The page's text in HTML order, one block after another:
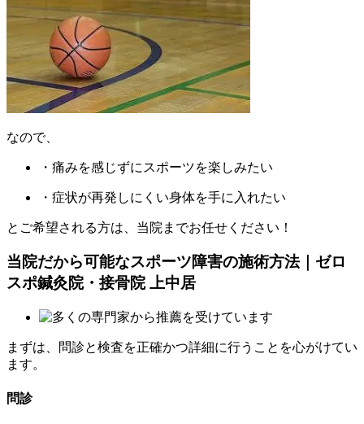
なので、
・痛みを感じずにスポーツを楽しみたい
・症状が再発しにくい⾝体を手に入れたい
とご希望される方は、当院までお任せください！
当院だから可能なスポーツ障害の施術方法｜ゼロ
スポ鍼灸院・接骨院 上中居
まずは、問診と検査を正確かつ詳細に行うことを心がけてい
ます。
問診